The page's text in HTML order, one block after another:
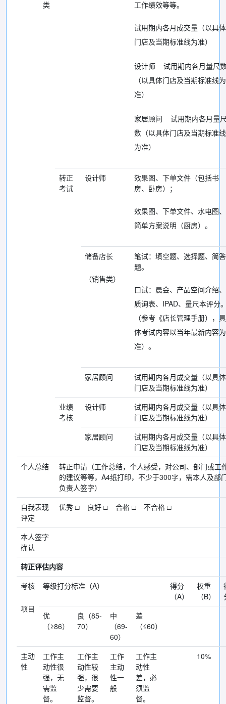
类 工作绩效等等。
试用期内各月成交量（以具体
门店及当期标准线为准）
设计师 试用期内各月量尺
（以具体门店及当期标准线为
准）
家居顾问 试用期内各月量
数（以具体门店及当期标准线
为准）
转正
考试
设计师
效果图、下单文件（包括书
房、卧房）；
效果图、下单文件、水电图、
简单方案说明（厨房）。
储备店长
（销售类）
笔试：填空题、选择题、简答
题。
口试：晨会、产品空间介绍、
质询表、IPAD、量尺本评分
（参考《店长管理手册），具
体考试内容以当年最新内容为
准）。
家居顾问
试用期内各月成交量（以具体
门店及当期标准线为准）
业绩
考核
设计师
试用期内各月成交量（以具体
门店及当期标准线为准）
家居顾问
试用期内各月成交量（以具体
门店及当期标准线为准）
个人总结
转正申请（工作总结，个人感受，对公司、部门或工
的建议等等，A4纸打印，不少于300字，需本人及部
负责人签字）
自我表现
评定
优秀 □ 良好 □ 合格 □ 不合格 □
本人签字
确认
转正评估内容
考核
项目
等级打分标准（A）
得分
（A）
权重
（B）
优
（≥86）
良（85-
70）
中
（69-
60）
差
（≤60）
主动
性
工作主
动性很
强，无
需监
督。
工作主
动性较
强，很
少需要
监督。
工作
主动
性一
般
工作主
动性
差，必
须监
督。
10%